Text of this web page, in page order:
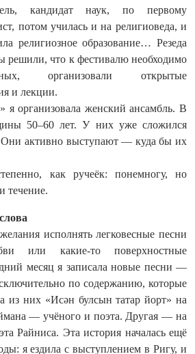
кандидат наук, по первому
потом училась и на религиоведа, и
религиозное образование… Резеда
решили, что к фестивалю необходимо
организовали открытые
и лекции.
организовала женский ансамбль. В
50–60 лет. У них уже сложился
Они активно выступают — куда бы их
как ручеёк: понемногу, но
течение.
исполнять легковесные песни
или какие‑то поверхностные
месяц я записала новые песни —
по содержанию, которые
из них «Исән булсын татар йорт» на
— учёного и поэта. Другая — на
Райниса. Эта история началась ещё
я ездила с выступлением в Ригу, и